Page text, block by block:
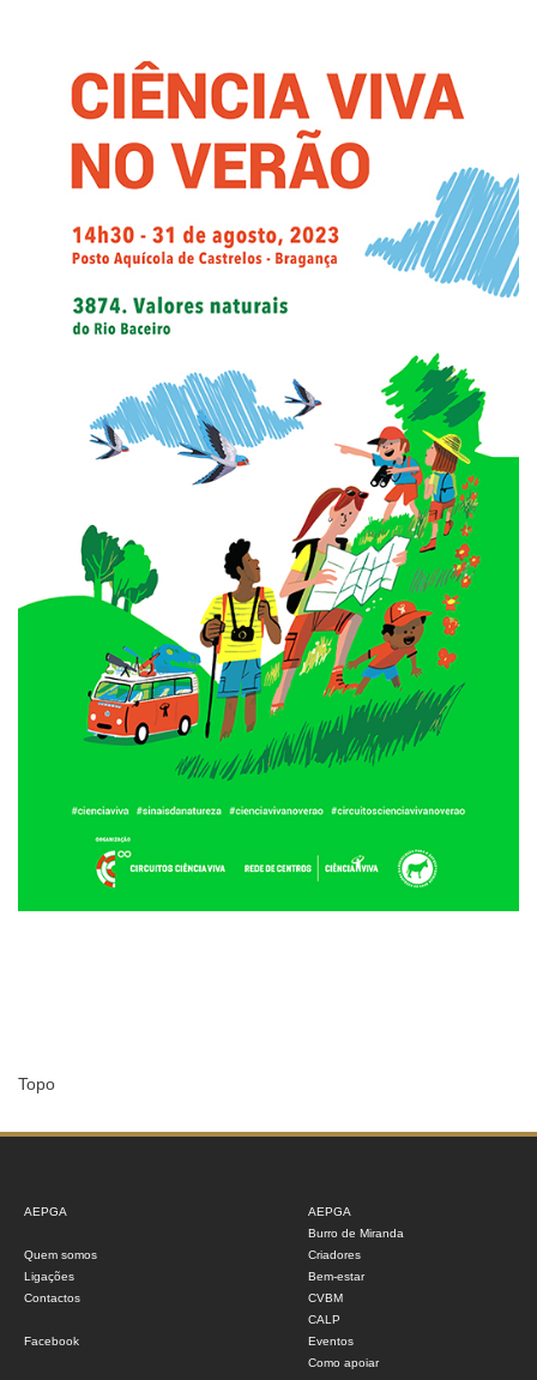
Topo
AEPGA
Quem somos
Ligações
Contactos
Facebook
AEPGA
Burro de Miranda
Criadores
Bem-estar
CVBM
CALP
Eventos
Como apoiar